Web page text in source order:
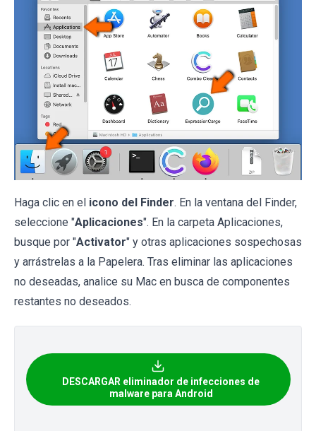
Haga clic en el icono del Finder. En la ventana del Finder,
seleccione "Aplicaciones". En la carpeta Aplicaciones,
busque por "Activator" y otras aplicaciones sospechosas
y arrástrelas a la Papelera. Tras eliminar las aplicaciones
no deseadas, analice su Mac en busca de componentes
restantes no deseados.
DESCARGAR eliminador de infecciones de
malware para Android